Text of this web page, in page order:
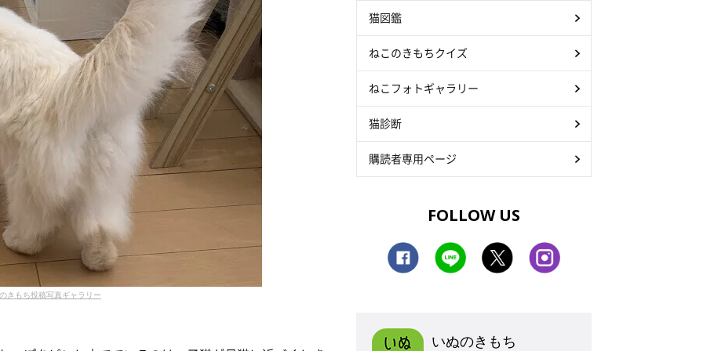
きもち投稿写真ギャラリー
猫図鑑
ねこのきもちクイズ
ねこフォトギャラリー
猫診断
購読者専用ページ
FOLLOW US
いぬのきもち